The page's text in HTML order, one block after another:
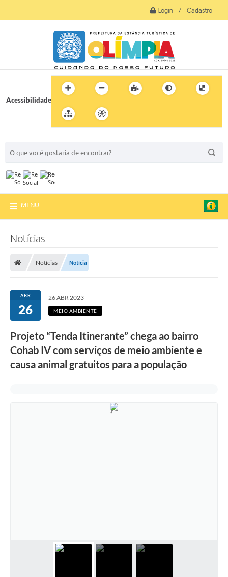
Login / Cadastro
Acessibilidade
MENU
Notícias
Notícias Notícia
ABR
26
26 ABR 2023
MEIO AMBIENTE
Projeto “Tenda Itinerante” chega ao bairro
Cohab IV com serviços de meio ambiente e
causa animal gratuitos para a população